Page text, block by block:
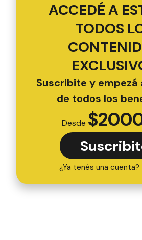
ACCEDÉ A
TODOS
Suscribite y
de todos los
Desde $
¿Ya tenés una cuenta?